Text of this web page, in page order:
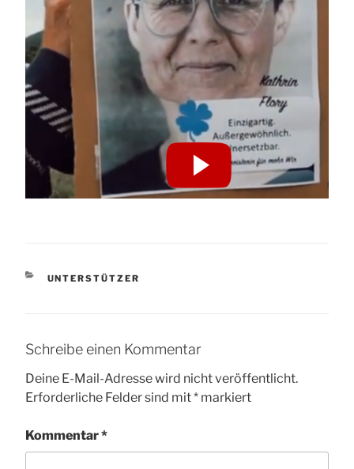
KATEGORIEN
UNTERSTÜTZER
Schreibe einen Kommentar
Deine E-Mail-Adresse wird nicht veröffentlicht.
Erforderliche Felder sind mit* markiert
Kommentar*